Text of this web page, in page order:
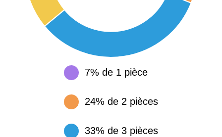
7% de 1 pièce
24% de 2 pièces
33% de 3 pièces